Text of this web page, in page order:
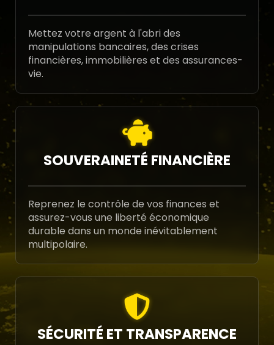
Mettez votre argent à l'abri des
manipulations bancaires, des crises
financières, immobilières et des assurances-
vie.
SOUVERAINETÉ FINANCIÈRE
Reprenez le contrôle de vos finances et
assurez-vous une liberté économique
durable dans un monde inévitablement
multipolaire.
SÉCURITÉ ET TRANSPARENCE